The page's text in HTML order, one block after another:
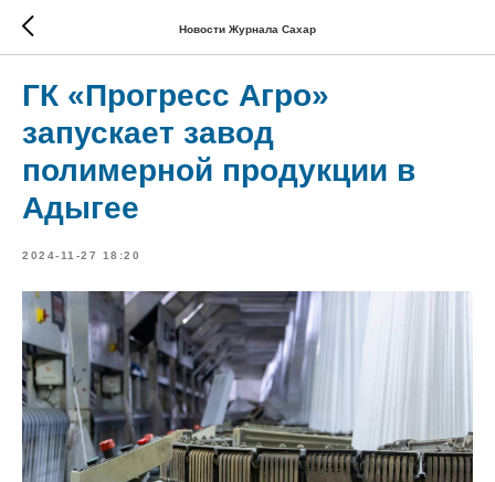
Новости Журнала Сахар
ГК «Прогресс Агро»
запускает завод
полимерной продукции в
Адыгее
2024-11-27 18:20